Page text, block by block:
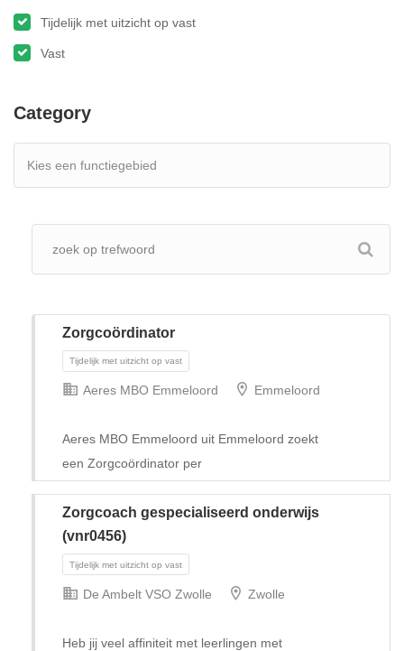
Tijdelijk met uitzicht op vast
Vast
Category
Zorgcoördinator
Aeres MBO Emmeloord Emmeloord
Aeres MBO Emmeloord uit Emmeloord zoekt
een Zorgcoördinator per
Zorgcoach gespecialiseerd onderwijs
(vnr0456)
De Ambelt VSO Zwolle Zwolle
Heb jij veel affiniteit met leerlingen met